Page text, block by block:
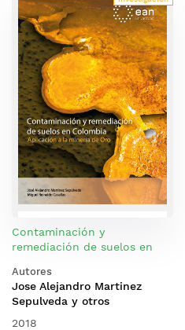
Contaminación y
remediación de suelos en
minería de oro
Autores
Jose Alejandro Martinez
Sepulveda y otros
2018